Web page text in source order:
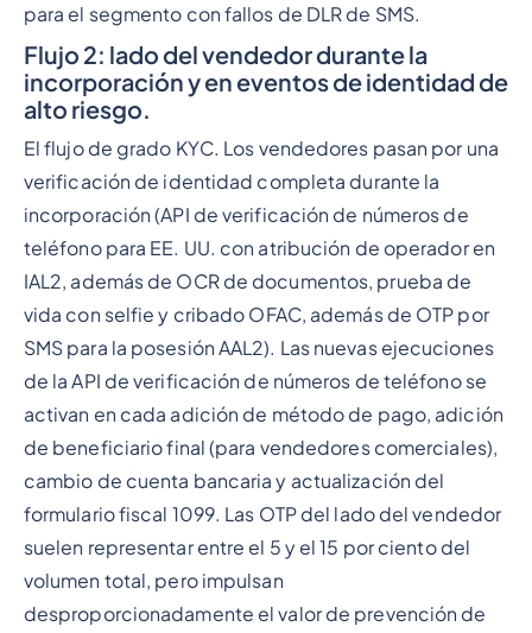
para el segmento con fallos de DLR de SMS.
Flujo 2: lado del vendedor durante la
incorporación y en eventos de identidad de
alto riesgo.
El flujo de grado KYC. Los vendedores pasan por una
verificación de identidad completa durante la
incorporación (API de verificación de números de
teléfono para EE. UU. con atribución de operador en
IAL2, además de OCR de documentos, prueba de
vida con selfie y cribado OFAC, además de OTP por
SMS para la posesión AAL2). Las nuevas ejecuciones
de la API de verificación de números de teléfono se
activan en cada adición de método de pago, adición
de beneficiario final (para vendedores comerciales),
cambio de cuenta bancaria y actualización del
formulario fiscal 1099. Las OTP del lado del vendedor
suelen representar entre el 5 y el 15 por ciento del
volumen total, pero impulsan
desproporcionadamente el valor de prevención de